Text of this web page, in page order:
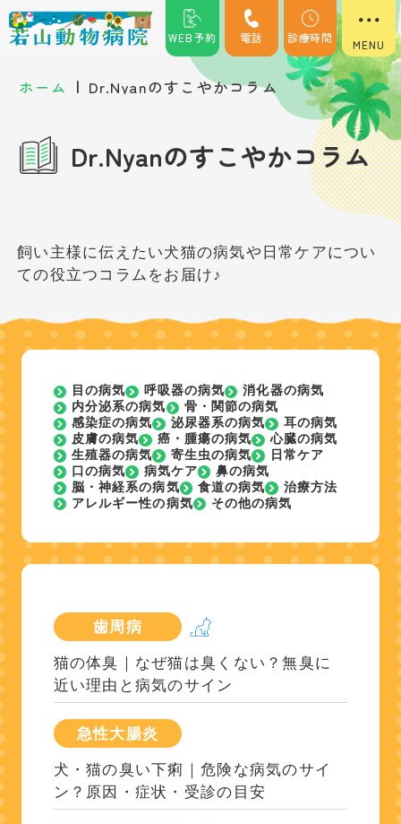
WEB予約 電話 診療時間
ホーム | Dr.Nyanのすこやかコラム
Dr.Nyanのすこやかコラム
飼い主様に伝えたい犬猫の病気や日常ケアについ
ての役立つコラムをお届け♪
目の病気 呼吸器の病気
消化器の病気
内分泌系の病気
骨・関節の病気
感染症の病気
泌尿器系の病気
耳の病気
皮膚の病気
癌・腫瘍の病気
心臓の病気
生殖器の病気
寄生虫の病気
日常ケア
口の病気
病気ケア
鼻の病気
脳・神経系の病気
食道の病気
治療方法
アレルギー性の病気
その他の病気
歯周病
猫の体臭｜なぜ猫は臭くない？無臭に
近い理由と病気のサイン
急性大腸炎
犬・猫の臭い下痢｜危険な病気のサイ
ン？原因・症状・受診の目安